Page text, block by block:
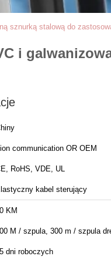
sznurką stalową do
i
communication OR OEM
RoHS, VDE, UL
kabel sterujący
KM
M / szpula, 300 m / szpula
dni roboczych